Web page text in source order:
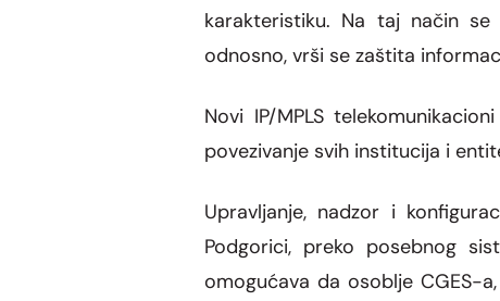
karakteristiku. Na taj način
odnosno, vrši se zaštita
Novi IP/MPLS
povezivanje svih institucija i
Upravljanje, nadzor i
Podgorici, preko posebnog
omogućava da osoblje CGES-